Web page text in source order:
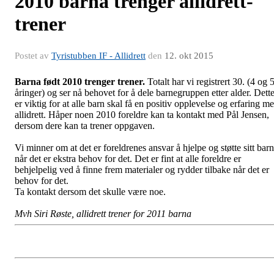
trener
Postet av Tyristubben IF - Allidrett den 12. okt 2015
Barna født 2010 trenger trener. Totalt har vi registrert 30. (4 og 5
åringer) og ser nå behovet for å dele barnegruppen etter alder. Dette
er viktig for at alle barn skal få en positiv opplevelse og erfaring
allidrett. Håper noen 2010 foreldre kan ta kontakt med Pål Jensen,
dersom dere kan ta trener oppgaven.
Vi minner om at det er foreldrenes ansvar å hjelpe og støtte sitt barn
når det er ekstra behov for det. Det er fint at alle foreldre er
behjelpelig ved å finne frem materialer og rydder tilbake når det er
behov for det.
Ta kontakt dersom det skulle være noe.
Mvh Siri Røste, allidrett trener for 2011 barna